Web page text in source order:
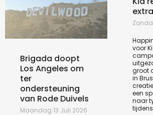
Brigada doopt
Los Angeles om
ter
ondersteuning
van Rode Duivels
Maandag 13 Juli 2026
voor
groot
in
een
naar